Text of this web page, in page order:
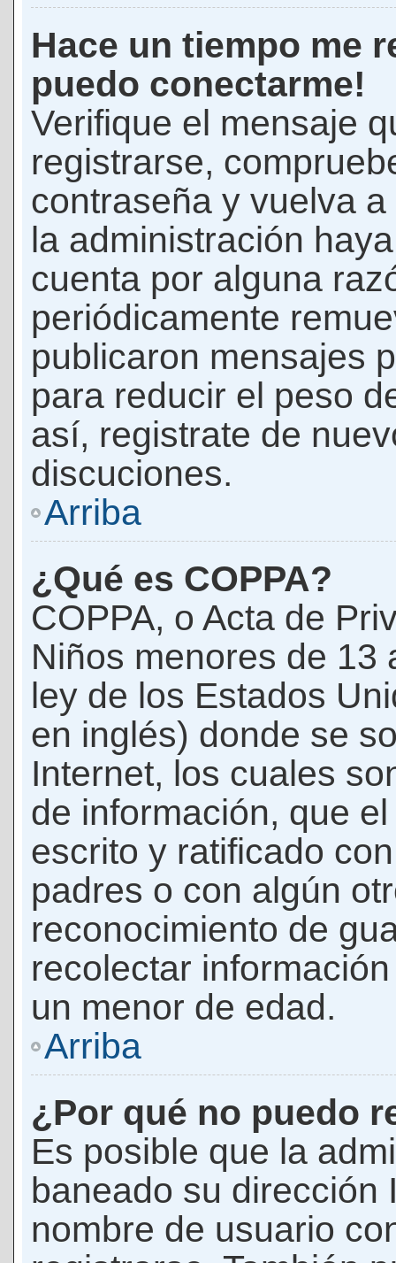
Hace un tiempo me
puedo conectarme!
Verifique el mensaje
registrarse,
contraseña y vuelva
la administración
cuenta por alguna
periódicamente
publicaron mensajes
para reducir el peso
así, registrate de
discuciones.
Arriba
¿Qué es COPPA?
COPPA, o Acta de
Niños menores de 13
ley de los Estados
en inglés) donde se
Internet, los cuales
de información, que
escrito y ratificado
padres o con algún
reconocimiento de
recolectar
un menor de edad.
Arriba
¿Por qué no puedo
Es posible que la
baneado su dirección
nombre de usuario